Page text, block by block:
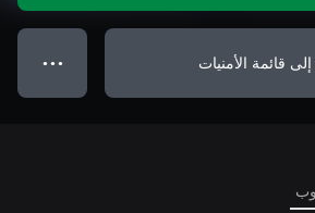
قائمة الأمنيات ● ● ●